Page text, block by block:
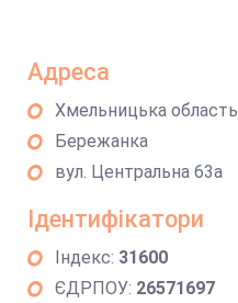
Адреса
Хмельницька область
Бережанка
вул. Центральна 63а
Ідентифікатори
Індекс: 31600
ЄДРПОУ: 26571697